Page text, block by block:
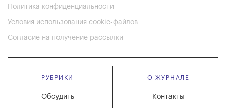
Политика конфиденциальности
Условия использования cookie-файлов
Согласие на получение рассылки
РУБРИКИ
Обсудить
О ЖУРНАЛЕ
Контакты